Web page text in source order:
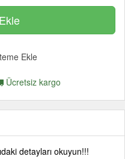
Ekle
Ücretsiz kargo
detayları okuyun!!!